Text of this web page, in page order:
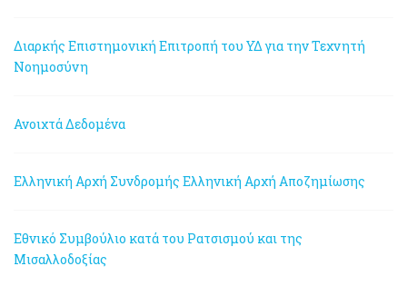
Διαρκής Επιστημονική Επιτροπή του ΥΔ για την Τεχνητή
Νοημοσύνη
Ανοιχτά Δεδομένα
Ελληνική Αρχή Συνδρομής Ελληνική Αρχή Αποζημίωσης
Εθνικό Συμβούλιο κατά του Ρατσισμού και της
Μισαλλοδοξίας